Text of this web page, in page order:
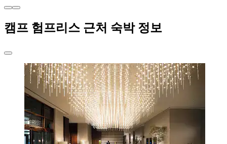
캠프 험프리스 근처 숙박 정보